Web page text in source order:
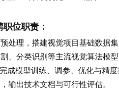
位职责：
处理，搭建视觉项目基础数据
、分类识别等主流视觉算法模
成模型训练、调参、优化与精
输出技术文档与可行性评估。